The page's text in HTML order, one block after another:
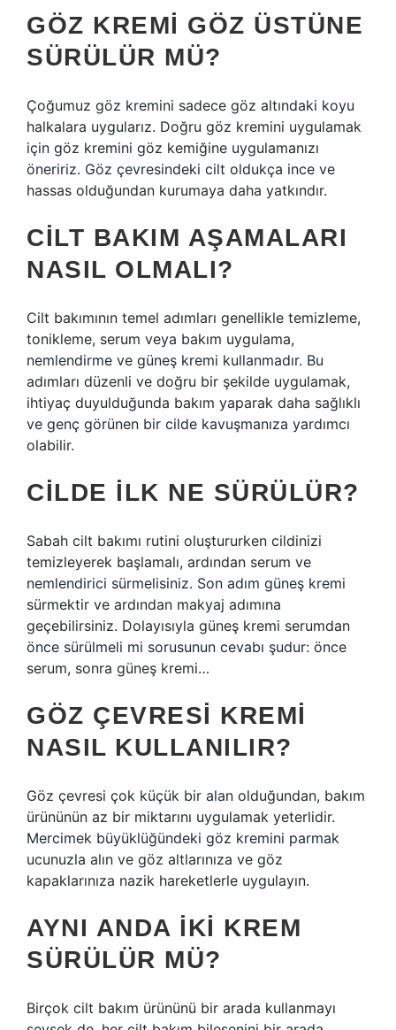
GÖZ KREMI GÖZ ÜSTÜNE
SÜRÜLÜR MÜ?
Çoğumuz göz kremini sadece göz altındaki koyu
halkalara uygularız. Doğru göz kremini uygulamak
için göz kremini göz kemiğine uygulamanızı
öneririz. Göz çevresindeki cilt oldukça ince ve
hassas olduğundan kurumaya daha yatkındır.
CILT BAKIM AŞAMALARI
NASIL OLMALI?
Cilt bakımının temel adımları genellikle temizleme,
tonikleme, serum veya bakım uygulama,
nemlendirme ve güneş kremi kullanmadır. Bu
adımları düzenli ve doğru bir şekilde uygulamak,
ihtiyaç duyulduğunda bakım yaparak daha sağlıklı
ve genç görünen bir cilde kavuşmanıza yardımcı
olabilir.
CILDE ILK NE SÜRÜLÜR?
Sabah cilt bakımı rutini oluştururken cildinizi
temizleyerek başlamalı, ardından serum ve
nemlendirici sürmelisiniz. Son adım güneş kremi
sürmektir ve ardından makyaj adımına
geçebilirsiniz. Dolayısıyla güneş kremi serumdan
önce sürülmeli mi sorusunun cevabı şudur: önce
serum, sonra güneş kremi…
GÖZ ÇEVRESI KREMI
NASIL KULLANILIR?
Göz çevresi çok küçük bir alan olduğundan, bakım
ürününün az bir miktarını uygulamak yeterlidir.
Mercimek büyüklüğündeki göz kremini parmak
ucunuzla alın ve göz altlarınıza ve göz
kapaklarınıza nazik hareketlerle uygulayın.
AYNI ANDA IKI KREM
SÜRÜLÜR MÜ?
Birçok cilt bakım ürününü bir arada kullanmayı